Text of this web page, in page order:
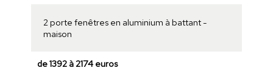
2 porte fenêtres en aluminium à battant -
maison
de 1392 à 2174 euros